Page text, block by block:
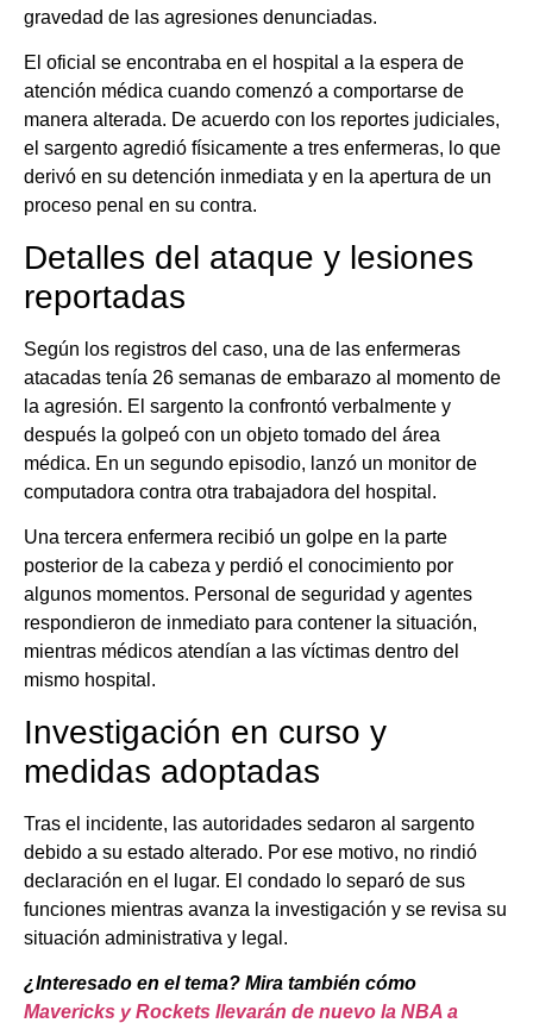
gravedad de las agresiones denunciadas.
El oficial se encontraba en el hospital a la espera de
atención médica cuando comenzó a comportarse de
manera alterada. De acuerdo con los reportes judiciales,
el sargento agredió físicamente a tres enfermeras, lo que
derivó en su detención inmediata y en la apertura de un
proceso penal en su contra.
Detalles del ataque y lesiones
reportadas
Según los registros del caso, una de las enfermeras
atacadas tenía 26 semanas de embarazo al momento de
la agresión. El sargento la confrontó verbalmente y
después la golpeó con un objeto tomado del área
médica. En un segundo episodio, lanzó un monitor de
computadora contra otra trabajadora del hospital.
Una tercera enfermera recibió un golpe en la parte
posterior de la cabeza y perdió el conocimiento por
algunos momentos. Personal de seguridad y agentes
respondieron de inmediato para contener la situación,
mientras médicos atendían a las víctimas dentro del
mismo hospital.
Investigación en curso y
medidas adoptadas
Tras el incidente, las autoridades sedaron al sargento
debido a su estado alterado. Por ese motivo, no rindió
declaración en el lugar. El condado lo separó de sus
funciones mientras avanza la investigación y se revisa su
situación administrativa y legal.
¿Interesado en el tema? Mira también cómo
Mavericks y Rockets llevarán de nuevo la NBA a